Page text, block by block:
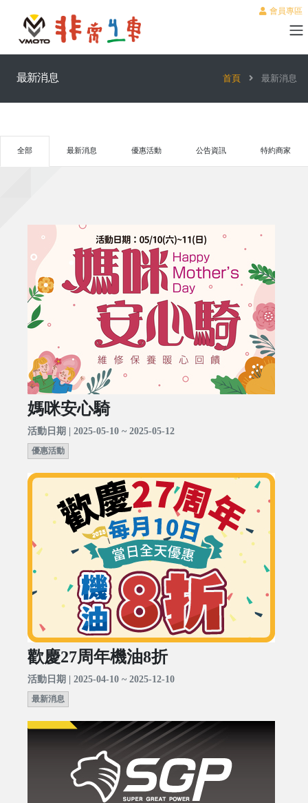
會員專區
最新消息 首頁 最新消息
全部 最新消息 優惠活動 公告資訊 特約商家
媽咪安心騎
活動日期 | 2025-05-10 ~ 2025-05-12
優惠活動
歡慶27周年機油8折
活動日期 | 2025-04-10 ~ 2025-12-10
最新消息